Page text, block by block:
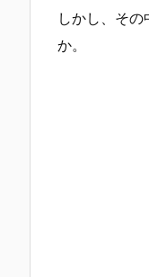
しかし、そ
か。